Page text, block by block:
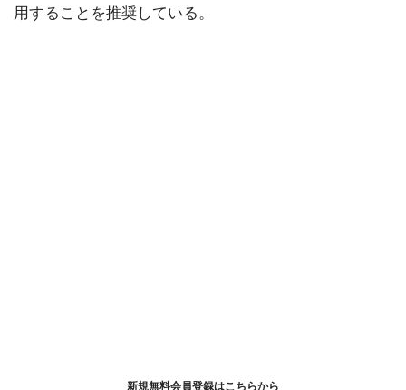
用することを推奨している。
新規無料会員登録はこちらから